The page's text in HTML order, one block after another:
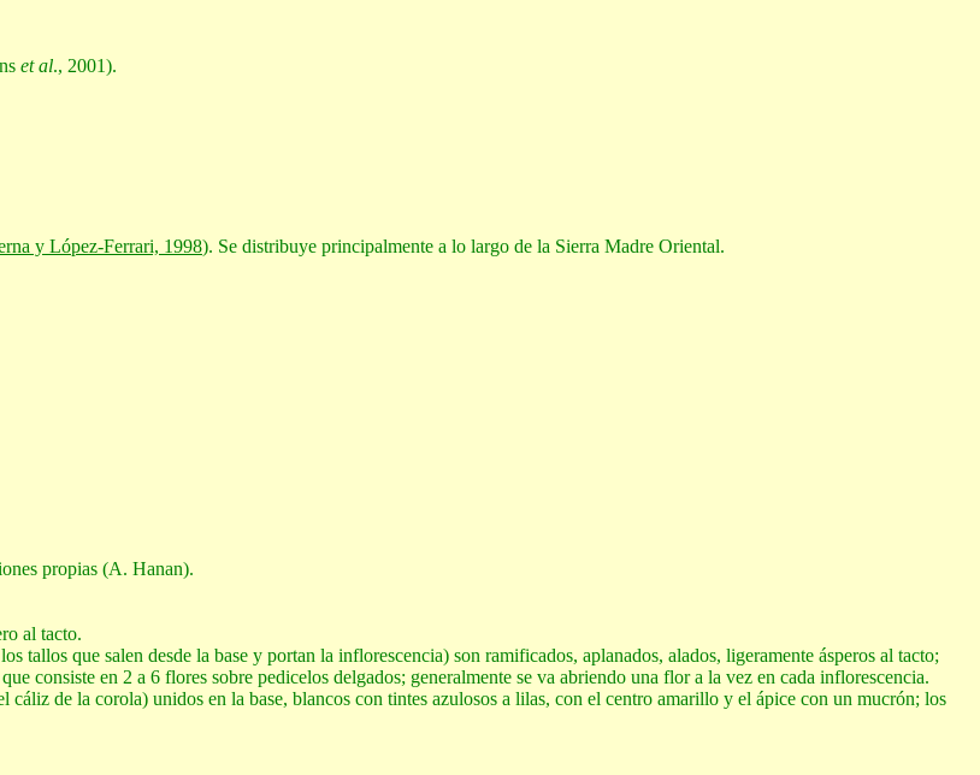
et al., 2001).
y López-Ferrari, 1998). Se distribuye principalmente a lo largo de la Sierra Madre Oriental.
propias (A. Hanan).
al tacto.
tallos que salen desde la base y portan la inflorescencia) son ramificados, aplanados, alados, ligeramente ásperos al tacto;
consiste en 2 a 6 flores sobre pedicelos delgados; generalmente se va abriendo una flor a la vez en cada inflorescencia.
cáliz de la corola) unidos en la base, blancos con tintes azulosos a lilas, con el centro amarillo y el ápice con un mucrón; los